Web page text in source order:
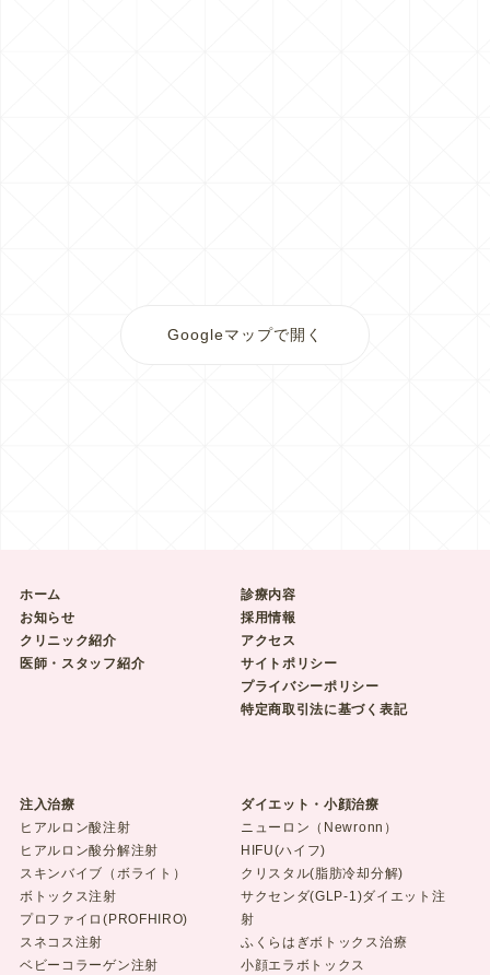
Googleマップで開く
ホーム
お知らせ
クリニック紹介
医師・スタッフ紹介
診療内容
採用情報
アクセス
サイトポリシー
プライバシーポリシー
特定商取引法に基づく表記
注入治療
ヒアルロン酸注射
ヒアルロン酸分解注射
スキンバイブ（ボライト）
ボトックス注射
プロファイロ(PROFHIRO)
スネコス注射
ベビーコラーゲン注射
ダイエット・小顔治療
ニューロン（Newronn）
HIFU(ハイフ)
クリスタル(脂肪冷却分解)
サクセンダ(GLP-1)ダイエット注
射
ふくらはぎボトックス治療
小顔エラボトックス